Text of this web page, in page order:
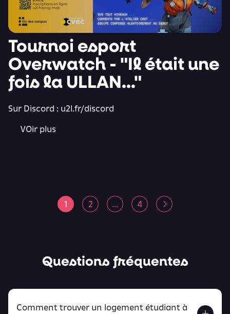
Tournoi esport
Overwatch - "Il était une
fois la ULLAN..."
Sur Discord : u2l.fr/discord
VOir plus
Pagination
1 2 … 4
Questions fréquentes
Comment trouver un logement étudiant à